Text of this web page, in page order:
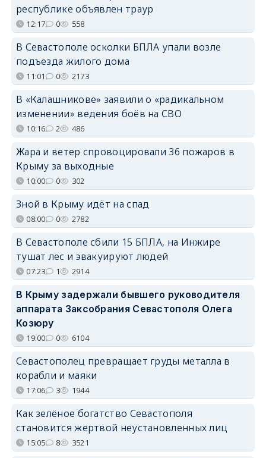
республике объявлен траур
12:17 0 558
В Севастополе осколки БПЛА упали возле
подъезда жилого дома
11:01 0 2173
В «Калашникове» заявили о «радикальном
изменении» ведения боёв на СВО
10:16 2 486
Жара и ветер спровоцировали 36 пожаров в
Крыму за выходные
10:00 0 302
Зной в Крыму идёт на спад
08:00 0 2782
В Севастополе сбили 15 БПЛА, на Инжире
тушат лес и эвакуируют людей
07:23 1 2914
В Крыму задержали бывшего руководителя
аппарата Заксобрания Севастополя Олега
Козюру
19:00 0 6104
Севастополец превращает груды металла в
корабли и маяки
17:06 3 1944
Как зелёное богатство Севастополя
становится жертвой неустановленных лиц
15:05 8 3521